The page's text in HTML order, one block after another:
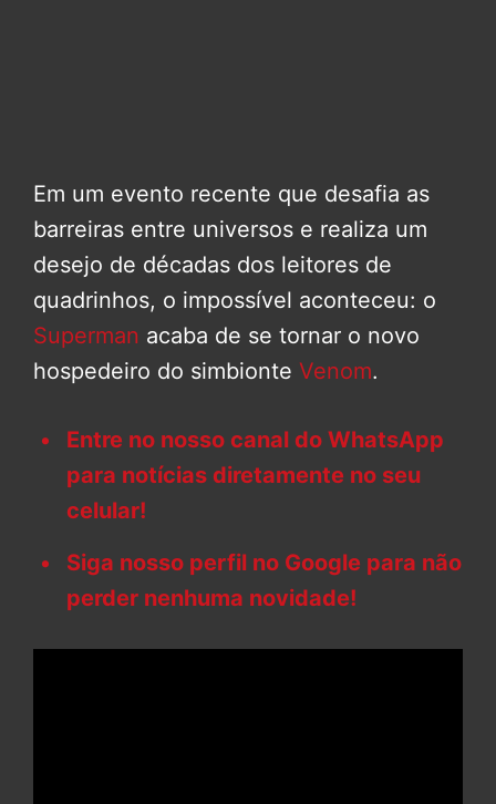
Em um evento recente que desafia as
barreiras entre universos e realiza um
desejo de décadas dos leitores de
quadrinhos, o impossível aconteceu: o
Superman acaba de se tornar o novo
hospedeiro do simbionte Venom.
Entre no nosso canal do WhatsApp
para notícias diretamente no seu
celular!
Siga nosso perfil no Google para não
perder nenhuma novidade!